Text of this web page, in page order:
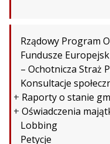
Rządowy Program
Fundusze
– Ochotnicza Straż
Konsultacje
+ Raporty o stanie
+ Oświadczenia
Lobbing
Petycje